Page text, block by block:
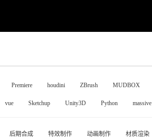
Premiere houdini ZBrush MUDBOX
vue Sketchup Unity3D Python massive
后期合成 特效制作 动画制作 材质渲染